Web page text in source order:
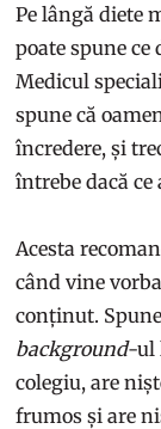
Pe lângă diete
poate spune
Medicul
spune că
încredere, și
întrebe dacă ce
Acesta
când vine
conținut.
background-ul
colegiu, are
frumos și are